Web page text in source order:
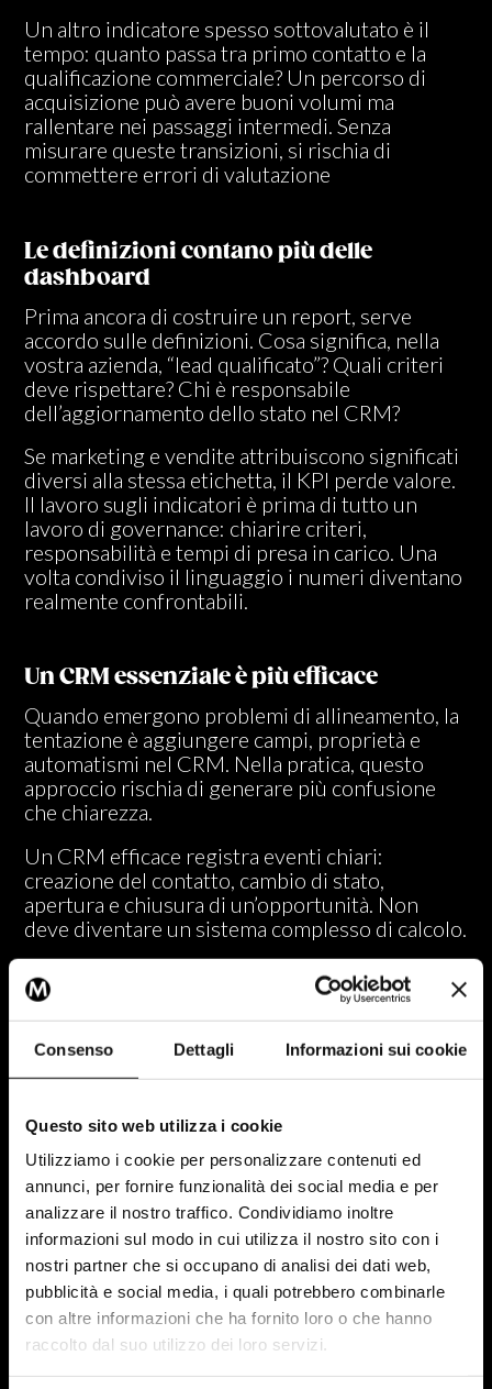
Consenso Dettagli Informazioni sui cookie
Questo sito web utilizza i cookie
Utilizziamo i cookie per personalizzare contenuti ed
annunci, per fornire funzionalità dei social media e per
analizzare il nostro traffico. Condividiamo inoltre
informazioni sul modo in cui utilizza il nostro sito con i
nostri partner che si occupano di analisi dei dati web,
pubblicità e social media, i quali potrebbero combinarle
con altre informazioni che ha fornito loro o che hanno
raccolto dal suo utilizzo dei loro servizi.
Un altro indicatore spesso sottovalutato è il
tempo: quanto passa tra primo contatto e la
qualificazione commerciale? Un percorso di
acquisizione può avere buoni volumi ma
rallentare nei passaggi intermedi. Senza
misurare queste transizioni, si rischia di
commettere errori di valutazione
Le definizioni contano più delle
dashboard
Prima ancora di costruire un report, serve
accordo sulle definizioni. Cosa significa, nella
vostra azienda, “lead qualificato”? Quali criteri
deve rispettare? Chi è responsabile
dell’aggiornamento dello stato nel CRM?
Se marketing e vendite attribuiscono significati
diversi alla stessa etichetta, il KPI perde valore.
Il lavoro sugli indicatori è prima di tutto un
lavoro di governance: chiarire criteri,
responsabilità e tempi di presa in carico. Una
volta condiviso il linguaggio i numeri diventano
realmente confrontabili.
Un CRM essenziale è più efficace
Quando emergono problemi di allineamento, la
tentazione è aggiungere campi, proprietà e
automatismi nel CRM. Nella pratica, questo
approccio rischia di generare più confusione
che chiarezza.
Un CRM efficace registra eventi chiari:
creazione del contatto, cambio di stato,
apertura e chiusura di un’opportunità. Non
deve diventare un sistema complesso di calcolo.
I report possono evolvere nel tempo, ma la
struttura operativa deve restare semplice. Se
aggiornare un’informazione è complicato, il
dato tenderà a non essere affidabile. E senza
dati affidabili, nessun KPI regge.
di controllo
Gli indicatori condivisi hanno valore solo se
diventano parte di un confronto regolare tra
marketing e vendite. Non devono essere usati
per valutare un reparto, bensì per comprendere
dove il processo può migliorare.
Quando entrambi i team leggono gli stessi
numeri e ne condividono il significato, le